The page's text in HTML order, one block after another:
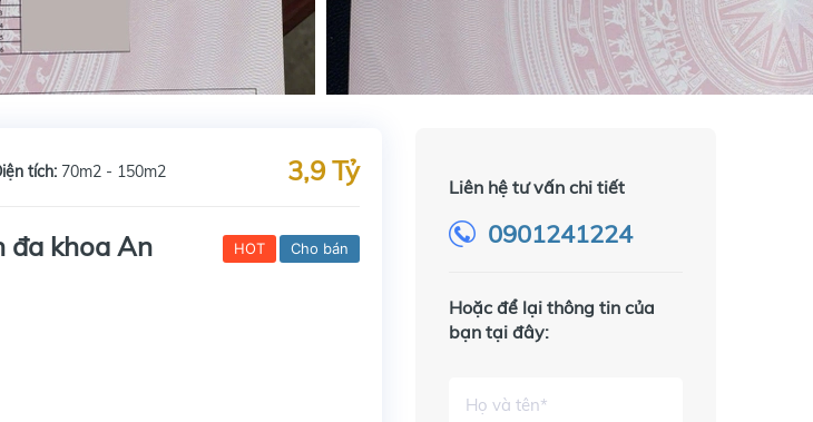
tích: 70m2 - 150m2 3,9 Tỷ
đa khoa An
Cho bán
HOT
Liên hệ tư vấn chi tiết
0901241224
Hoặc để lại thông tin của
bạn tại đây: